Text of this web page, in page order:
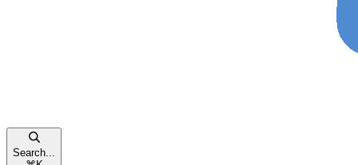
Search...